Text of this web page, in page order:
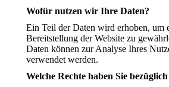
Wofür nutzen wir Ihre Daten?
Ein Teil der Daten wird erhoben, um
Bereitstellung der Website zu
Daten können zur Analyse Ihres
verwendet werden.
Welche Rechte haben Sie